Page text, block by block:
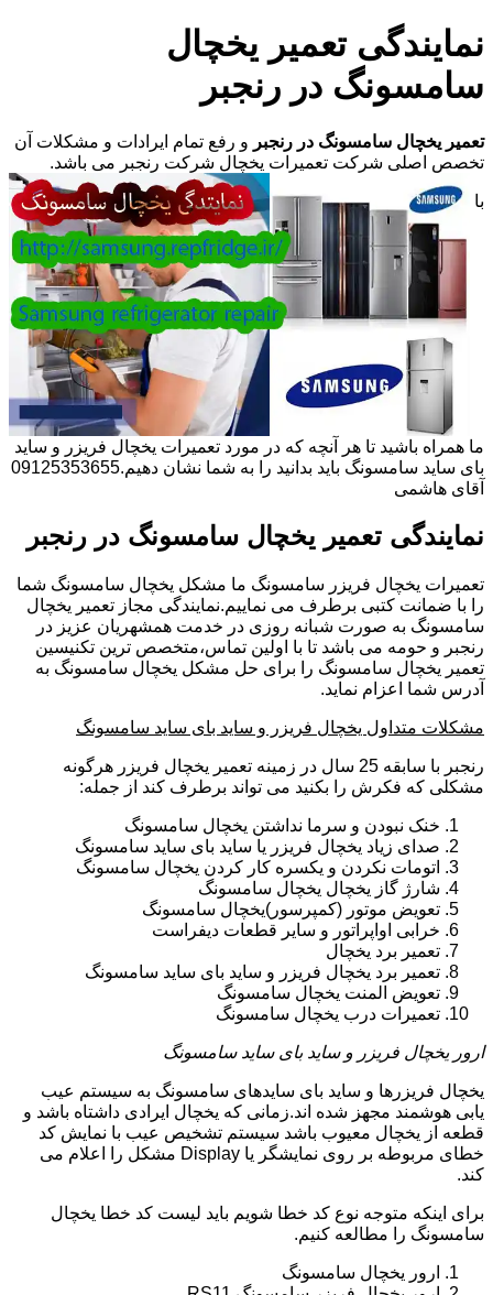
نمایندگی تعمیر یخچال
سامسونگ در رنجبر
تعمیر یخچال سامسونگ در رنجبر و رفع تمام ایرادات و مشکلات آن
تخصص اصلی شرکت تعمیرات یخچال شرکت رنجبر می باشد.
با
ما همراه باشید تا هر آنچه که در مورد تعمیرات یخچال فریزر و ساید
بای ساید سامسونگ باید بدانید را به شما نشان دهیم.09125353655
آقای هاشمی
نمایندگی تعمیر یخچال سامسونگ در رنجبر
تعمیرات یخچال فریزر سامسونگ ما مشکل یخچال سامسونگ شما
را با ضمانت کتبی برطرف می نماییم.نمایندگی مجاز تعمیر یخچال
سامسونگ به صورت شبانه روزی در خدمت همشهریان عزیز در
رنجبر و حومه می باشد تا با اولین تماس،متخصص ترین تکنیسین
تعمیر یخچال سامسونگ را برای حل مشکل یخچال سامسونگ به
آدرس شما اعزام نماید.
مشکلات متداول یخچال فریزر و ساید بای ساید سامسونگ
رنجبر با سابقه 25 سال در زمینه تعمیر یخچال فریزر هرگونه
مشکلی که فکرش را بکنید می تواند برطرف کند از جمله:
خنک نبودن و سرما نداشتن یخچال سامسونگ
صدای زیاد یخچال فریزر یا ساید بای ساید سامسونگ
اتومات نکردن و یکسره کار کردن یخچال سامسونگ
شارژ گاز یخچال یخچال سامسونگ
تعویض موتور (کمپرسور)یخچال سامسونگ
خرابی اواپراتور و سایر قطعات دیفراست
تعمیر برد یخچال
تعمیر برد یخچال فریزر و ساید بای ساید سامسونگ
تعویض المنت یخچال سامسونگ
تعمیرات درب یخچال سامسونگ
ارور یخچال فریزر و ساید بای ساید سامسونگ
یخچال فریزرها و ساید بای سایدهای سامسونگ به سیستم عیب
یابی هوشمند مجهز شده اند.زمانی که یخچال ایرادی داشتاه باشد و
قطعه از یخچال معیوب باشد سیستم تشخیص عیب با نمایش کد
خطای مربوطه بر روی نمایشگر یا Display مشکل را اعلام می
کند.
برای اینکه متوجه نوع کد خطا شویم باید لیست کد خطا یخچال
سامسونگ را مطالعه کنیم.
ارور یخچال سامسونگ